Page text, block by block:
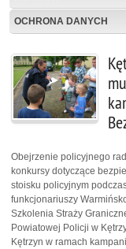
OCHRONA DANYCH
Obejrzenie policyjnego
konkursy dotyczące
stoisku policyjnym
funkcjonariuszy
Szkolenia Straży
Powiatowej Policji w
Kętrzyn w ramach